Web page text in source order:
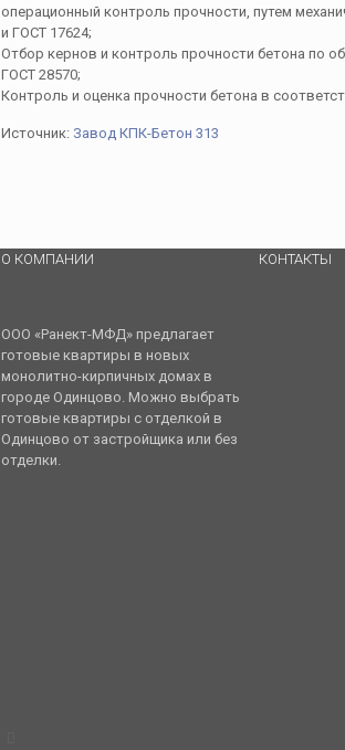
операционный контроль прочности, путем
и ГОСТ 17624;
Отбор кернов и контроль прочности бетона по
ГОСТ 28570;
Контроль и оценка прочности бетона в
Источник: Завод КПК-Бетон 313
О КОМПАНИИ
ООО «Ранект-МФД» предлагает
готовые квартиры в новых
монолитно-кирпичных домах в
городе Одинцово. Можно выбрать
готовые квартиры с отделкой в
Одинцово от застройщика или без
отделки.
КОНТАКТЫ